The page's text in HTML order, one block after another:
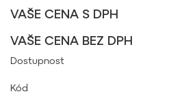
VAŠE CENA S DPH
VAŠE CENA BEZ DPH
Dostupnost
Kód